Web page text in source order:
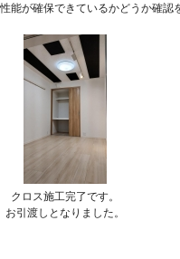
能が確保できているかどうか確認
クロス施工完了です。
お引渡しとなりました。